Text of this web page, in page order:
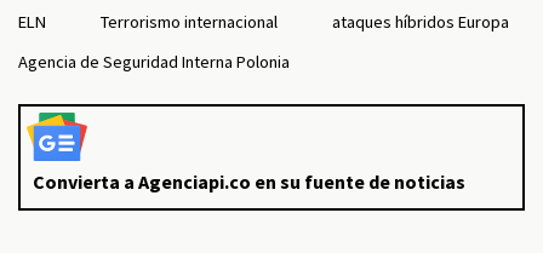
ELN
Terrorismo internacional
ataques híbridos Europa
Agencia de Seguridad Interna Polonia
Convierta a Agenciapi.co en su fuente de noticias